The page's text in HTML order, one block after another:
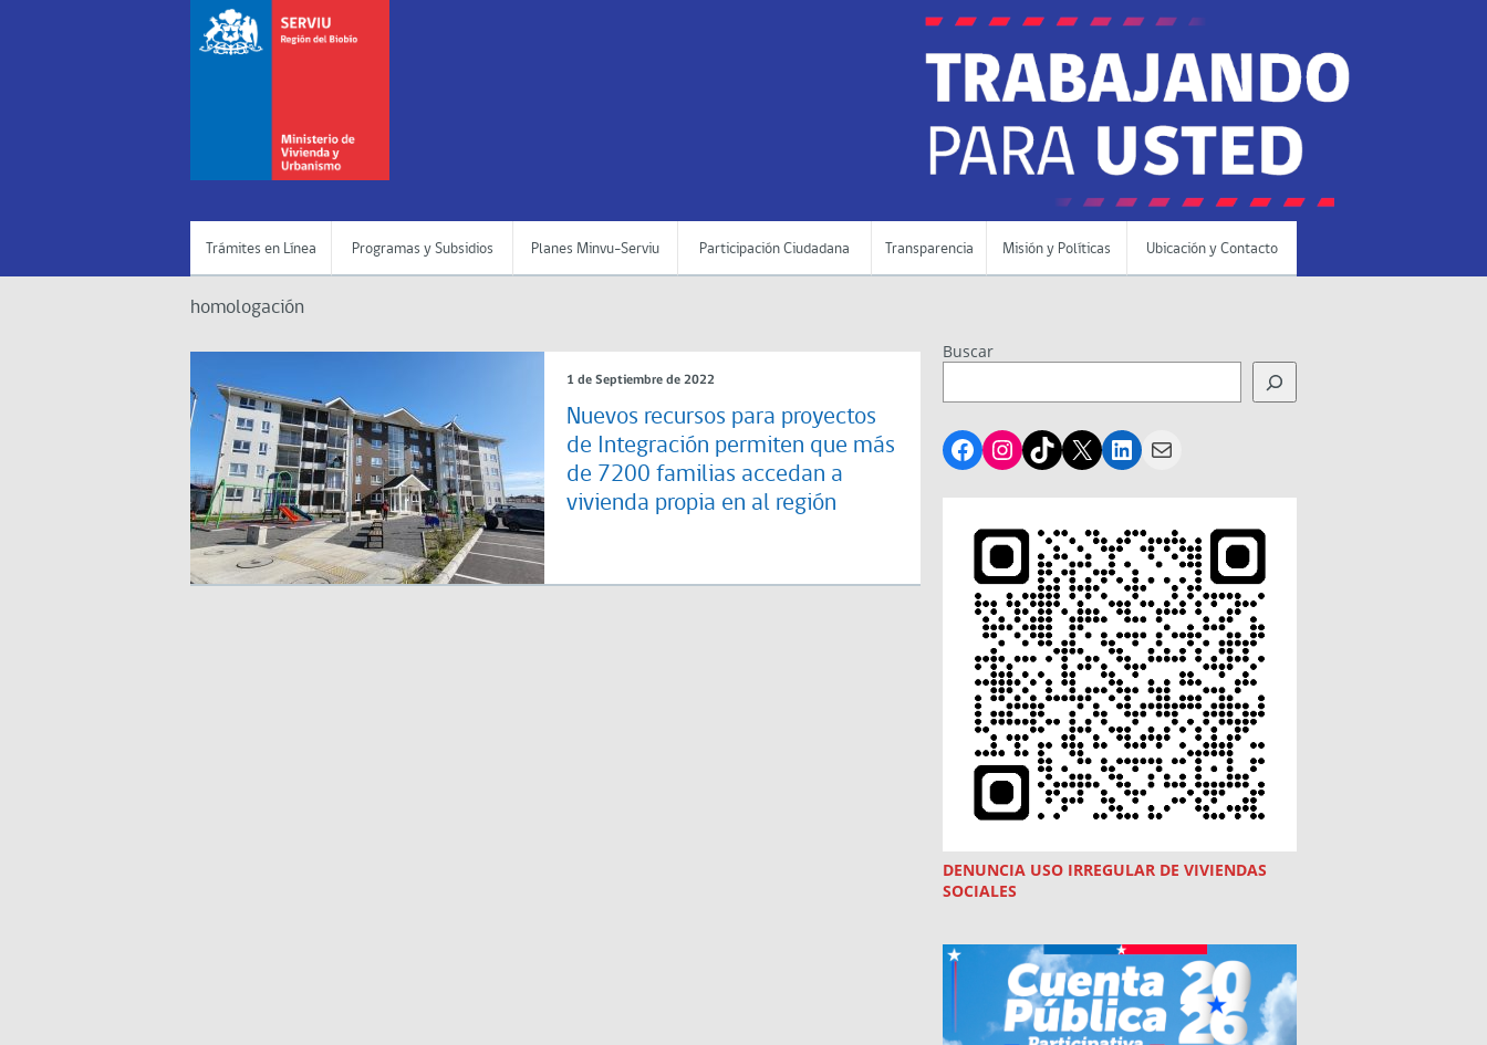
Trámites en Línea Programas y Subsidios Planes Minvu-Serviu Participación Ciudadana Transparencia Misión y Políticas Ubicación y Contacto
homologación
1 de Septiembre de 2022
Nuevos recursos para proyectos
de Integración permiten que más
de 7200 familias accedan a
vivienda propia en al región
Buscar
Facebook
Instagram
TikTok
X LinkedIn
Mail
DENUNCIA USO IRREGULAR DE VIVIENDAS
SOCIALES